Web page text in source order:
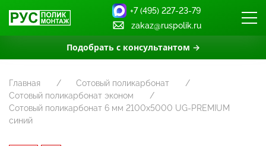
Подобрать с консультантом →
+7 (495) 227-23-79
zakaz@ruspolik.ru
Главная
Сотовый поликарбонат
Сотовый поликарбонат эконом
Сотовый поликарбонат 6 мм 2100х5000 UG-PREMIUM
синий